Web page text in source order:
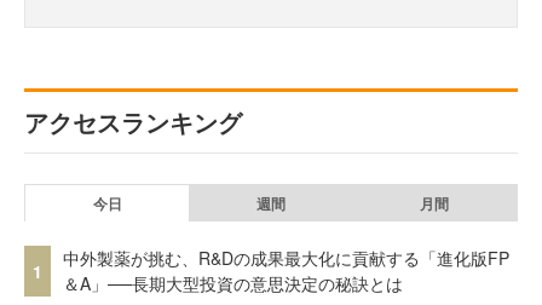
アクセスランキング
今日 週間 月間
1
中外製薬が挑む、R&Dの成果最大化に貢献する「進化版FP
＆A」──長期大型投資の意思決定の秘訣とは